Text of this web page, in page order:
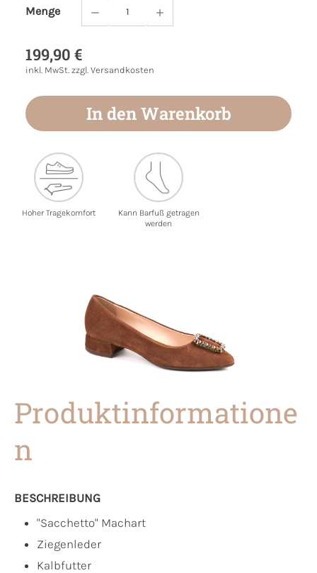
Menge
Produkt Anzahl: Gib den gewünschten
199,90 €
inkl. MwSt. zzgl. Versandkosten
In den Warenkorb
Hoher Tragekomfort
Kann Barfuß getragen
werden
Produktinformatione
n
BESCHREIBUNG
"Sacchetto" Machart
Ziegenleder
Kalbfutter